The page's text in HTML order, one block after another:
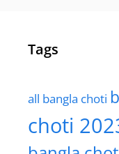
Tags
all bangla choti
choti